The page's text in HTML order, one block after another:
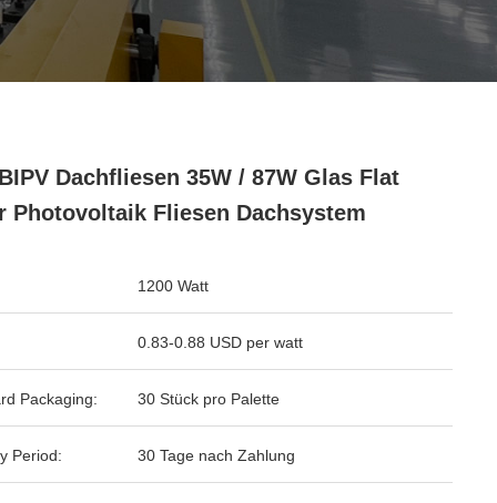
Dachfliesen 35W / 87W Glas Flat
Photovoltaik Fliesen Dachsystem
1200 Watt
0.83-0.88 USD per watt
Packaging: 30 Stück pro Palette
Period: 30 Tage nach Zahlung